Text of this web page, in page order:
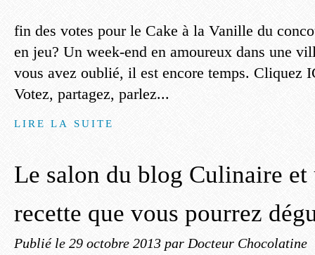
fin des votes pour le Cake à la Vanille du
en jeu? Un week-end en amoureux dans une
vous avez oublié, il est encore temps. Cliquez
Votez, partagez, parlez...
LIRE LA SUITE
Le salon du blog Culinaire et
recette que vous pourrez
Publié le 29 octobre 2013 par Docteur Chocolatine